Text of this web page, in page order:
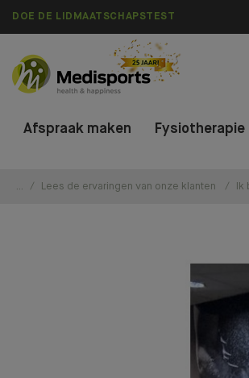
DOE DE LIDMAATSCHAPSTEST
Afspraak maken Fysiotherapie
... Lees de ervaringen van onze klanten